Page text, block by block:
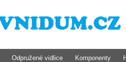
Odpružené vidlice Komponenty